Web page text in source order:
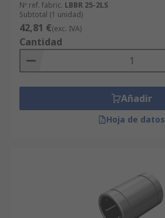
Nº ref. fabric. LBBR 25-2LS
Subtotal (1 unidad)
42,81 €(exc. IVA)
Cantidad
Añadir
Hoja de datos